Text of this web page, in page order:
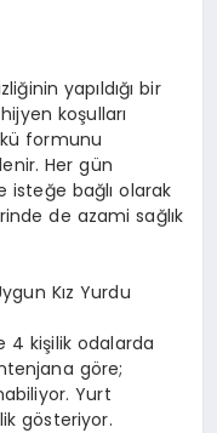
yapıldığı bir
koşulları
formunu
Her gün
isteğe bağlı olarak
de azami sağlık
Kız Yurdu
4 kişilik odalarda
göre;
Yurt
gösteriyor.